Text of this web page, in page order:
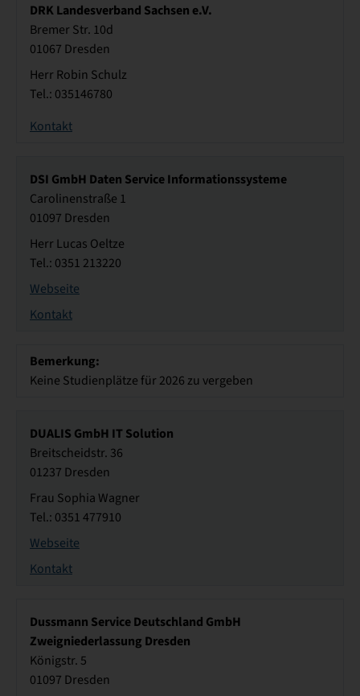
DRK Landesverband Sachsen e.V.
Bremer Str. 10d
01067 Dresden
Herr Robin Schulz
Tel.: 035146780
Kontakt
DSI GmbH Daten Service Informationssysteme
Carolinenstraße 1
01097 Dresden
Herr Lucas Oeltze
Tel.: 0351 213220
Webseite
Kontakt
Bemerkung:
Keine Studienplätze für 2026 zu vergeben
DUALIS GmbH IT Solution
Breitscheidstr. 36
01237 Dresden
Frau Sophia Wagner
Tel.: 0351 477910
Webseite
Kontakt
Dussmann Service Deutschland GmbH
Zweigniederlassung Dresden
Königstr. 5
01097 Dresden